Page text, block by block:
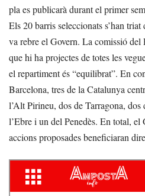
pla es publicarà durant el primer
Els 20 barris seleccionats s’han
va rebre el Govern. La comissió del
que hi ha projectes de totes les
el repartiment és “equilibrat”. En
Barcelona, tres de la Catalunya
l’Alt Pirineu, dos de Tarragona,
l’Ebre i un del Penedès. En total, el
accions proposades beneficiaran